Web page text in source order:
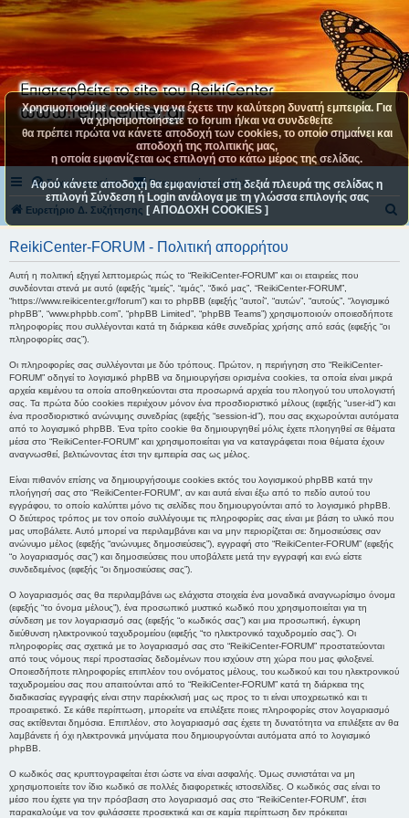
Συχνές ερωτήσεις Επικοινωνήστε μαζί μας
Ευρετήριο Δ. Συζήτησης
ReikiCenter-FORUM - Πολιτική απορρήτου
Αυτή η πολιτική εξηγεί λεπτομερώς πώς το “ReikiCenter-FORUM” και οι εταιρείες που
συνδέονται στενά με αυτό (εφεξής “εμείς”, “εμάς”, “δικό μας”, “ReikiCenter-FORUM”,
“https://www.reikicenter.gr/forum”) και το phpBB (εφεξής “αυτοί”, “αυτών”, “αυτούς”, “λογισμικό
phpBB”, “www.phpbb.com”, “phpBB Limited”, “phpBB Teams”) χρησιμοποιούν οποιεσδήποτε
πληροφορίες που συλλέγονται κατά τη διάρκεια κάθε συνεδρίας χρήσης από εσάς (εφεξής “οι
πληροφορίες σας”).
Οι πληροφορίες σας συλλέγονται με δύο τρόπους. Πρώτον, η περιήγηση στο “ReikiCenter-
FORUM” οδηγεί το λογισμικό phpBB να δημιουργήσει ορισμένα cookies, τα οποία είναι μικρά
αρχεία κειμένου τα οποία αποθηκεύονται στα προσωρινά αρχεία του πλοηγού του υπολογιστή
σας. Τα πρώτα δύο cookies περιέχουν μόνον ένα προσδιοριστικό μέλους (εφεξής “user-id”) και
ένα προσδιοριστικό ανώνυμης συνεδρίας (εφεξής “session-id”), που σας εκχωρούνται αυτόματα
από το λογισμικό phpBB. Ένα τρίτο cookie θα δημιουργηθεί μόλις έχετε πλοηγηθεί σε θέματα
μέσα στο “ReikiCenter-FORUM” και χρησιμοποιείται για να καταγράφεται ποια θέματα έχουν
αναγνωσθεί, βελτιώνοντας έτσι την εμπειρία σας ως μέλος.
Είναι πιθανόν επίσης να δημιουργήσουμε cookies εκτός του λογισμικού phpBB κατά την
πλοήγησή σας στο “ReikiCenter-FORUM”, αν και αυτά είναι έξω από το πεδίο αυτού του
εγγράφου, το οποίο καλύπτει μόνο τις σελίδες που δημιουργούνται από το λογισμικό phpBB.
Ο δεύτερος τρόπος με τον οποίο συλλέγουμε τις πληροφορίες σας είναι με βάση το υλικό που
μας υποβάλετε. Αυτό μπορεί να περιλαμβάνει και να μην περιορίζεται σε: δημοσιεύσεις σαν
ανώνυμο μέλος (εφεξής “ανώνυμες δημοσιεύσεις”), εγγραφή στο “ReikiCenter-FORUM” (εφεξής
“ο λογαριασμός σας”) και δημοσιεύσεις που υποβάλετε μετά την εγγραφή και ενώ είστε
συνδεδεμένος (εφεξής “οι δημοσιεύσεις σας”).
Ο λογαριασμός σας θα περιλαμβάνει ως ελάχιστα στοιχεία ένα μοναδικά αναγνωρίσιμο όνομα
(εφεξής “το όνομα μέλους”), ένα προσωπικό μυστικό κωδικό που χρησιμοποιείται για τη
σύνδεση με τον λογαριασμό σας (εφεξής “ο κωδικός σας”) και μια προσωπική, έγκυρη
διεύθυνση ηλεκτρονικού ταχυδρομείου (εφεξής “το ηλεκτρονικό ταχυδρομείο σας”). Οι
πληροφορίες σας σχετικά με το λογαριασμό σας στο “ReikiCenter-FORUM” προστατεύονται
από τους νόμους περί προστασίας δεδομένων που ισχύουν στη χώρα που μας φιλοξενεί.
Οποιεσδήποτε πληροφορίες επιπλέον του ονόματος μέλους, του κωδικού και του ηλεκτρονικού
ταχυδρομείου σας που απαιτούνται από το “ReikiCenter-FORUM” κατά τη διάρκεια της
διαδικασίας εγγραφής είναι στην παρέκκλισή μας ως προς το τι είναι υποχρεωτικό και τι
προαιρετικό. Σε κάθε περίπτωση, μπορείτε να επιλέξετε ποιες πληροφορίες στον λογαριασμό
σας εκτίθενται δημόσια. Επιπλέον, στο λογαριασμό σας έχετε τη δυνατότητα να επιλέξετε αν θα
λαμβάνετε ή όχι ηλεκτρονικά μηνύματα που δημιουργούνται αυτόματα από το λογισμικό
phpBB.
Ο κωδικός σας κρυπτογραφείται έτσι ώστε να είναι ασφαλής. Όμως συνιστάται να μη
χρησιμοποιείτε τον ίδιο κωδικό σε πολλές διαφορετικές ιστοσελίδες. Ο κωδικός σας είναι το
μέσο που έχετε για την πρόσβαση στο λογαριασμό σας στο “ReikiCenter-FORUM”, έτσι
παρακαλούμε να τον φυλάσσετε προσεκτικά και σε καμία περίπτωση δεν πρόκειται
Χρησιμοποιούμε cookies για να έχετε την καλύτερη δυνατή εμπειρία. Για
να χρησιμοποιήσετε το forum ή/και να συνδεθείτε
θα πρέπει πρώτα να κάνετε αποδοχή των cookies, το οποίο σημαίνει και
αποδοχή της πολιτικής μας,
η οποία εμφανίζεται ως επιλογή στο κάτω μέρος της σελίδας.
Αφού κάνετε αποδοχή θα εμφανιστεί στη δεξιά πλευρά της σελίδας η
επιλογή Σύνδεση ή Login ανάλογα με τη γλώσσα επιλογής σας
[ ΑΠΟΔΟΧΗ COOKIES ]